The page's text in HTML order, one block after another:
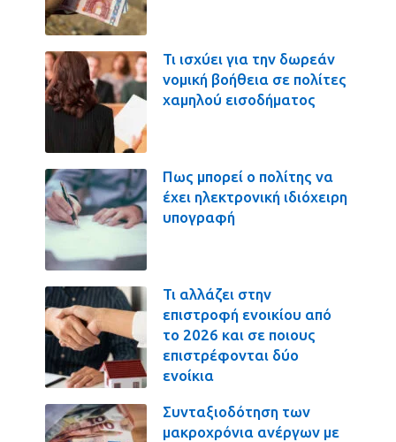
Τι ισχύει για την δωρεάν
νομική βοήθεια σε πολίτες
χαμηλού εισοδήματος
Πως μπορεί ο πολίτης να
έχει ηλεκτρονική ιδιόχειρη
υπογραφή
Τι αλλάζει στην
επιστροφή ενοικίου από
το 2026 και σε ποιους
επιστρέφονται δύο
ενοίκια
Συνταξιοδότηση των
μακροχρόνια ανέργων με